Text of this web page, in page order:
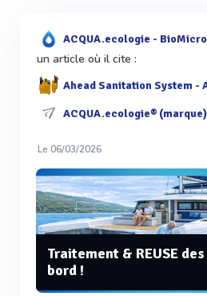
ACQUA.ecologie -
un article où il cite :
Ahead Sanitation System - Ahead Tank - Eaux usées
ACQUA.ecologie® (marque)
Le 06/03/2026
Traitement & REUSE
bord !